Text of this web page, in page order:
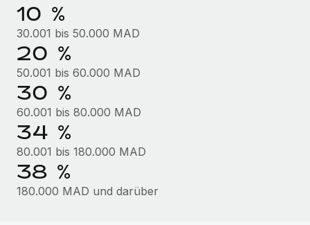
Mehr erfahren
10 %
30.001 bis 50.000 MAD
20 %
50.001 bis 60.000 MAD
30 %
60.001 bis 80.000 MAD
34 %
80.001 bis 180.000 MAD
38 %
180.000 MAD und darüber